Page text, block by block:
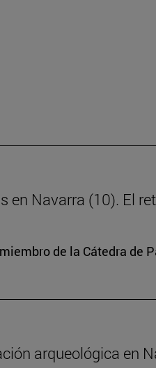
en Navarra (10). El
de la Cátedra de
arqueológica en